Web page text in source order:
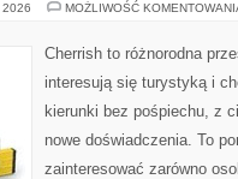
2026 MOŻLIWOŚĆ
Cherrish to różnorodna
interesują się turystyką i
kierunki bez pośpiechu, z
nowe doświadczenia. To
zainteresować zarówno